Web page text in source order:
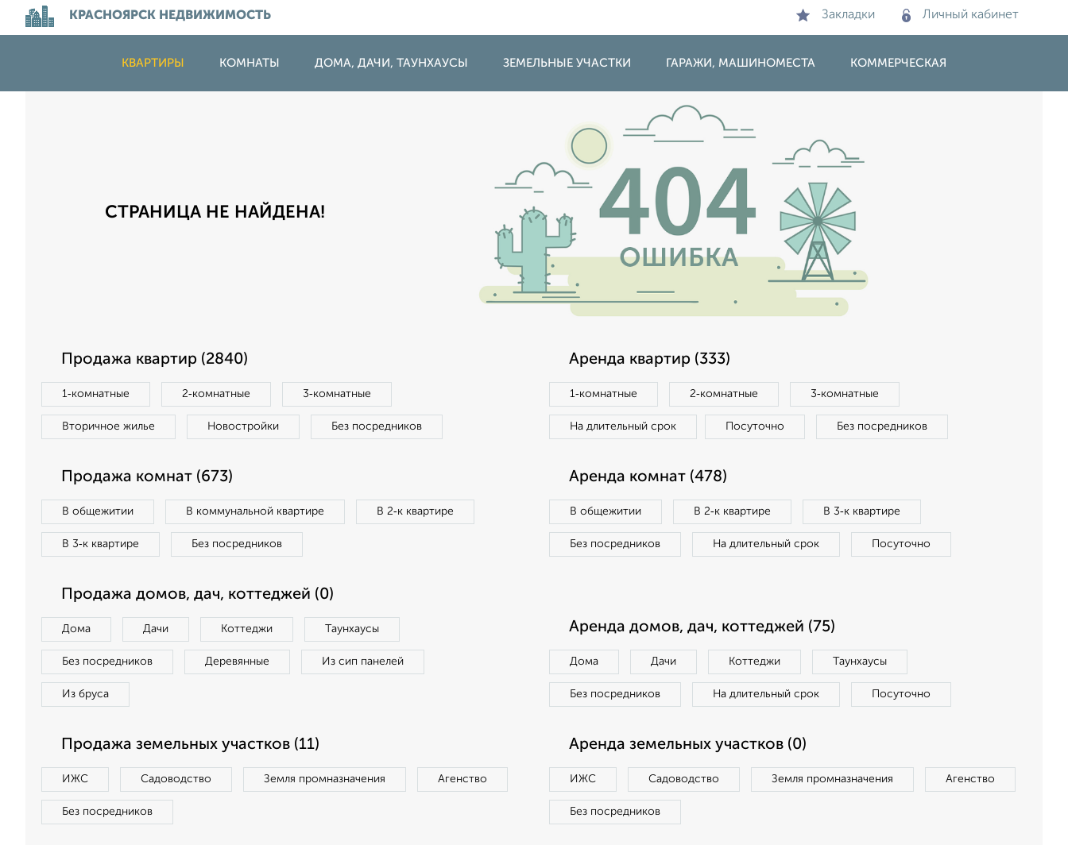
КРАСНОЯРСК НЕДВИЖИМОСТЬ Закладки Личный кабинет
КВАРТИРЫ КОМНАТЫ ДОМА, ДАЧИ, ТАУНХАУСЫ ЗЕМЕЛЬНЫЕ УЧАСТКИ ГАРАЖИ, МАШИНОМЕСТА КОММЕРЧЕСКАЯ
СТРАНИЦА НЕ НАЙДЕНА!
Продажа квартир (2840)
1‑комнатные 2‑комнатные 3‑комнатные
Вторичное жилье Новостройки Без посредников
Аренда квартир (333)
1‑комнатные 2‑комнатные 3‑комнатные
На длительный срок Посуточно Без посредников
Продажа комнат (673)
В общежитии В коммунальной квартире В 2‑к квартире
В 3‑к квартире Без посредников
Аренда комнат (478)
В общежитии В 2‑к квартире В 3‑к квартире
Без посредников На длительный срок Посуточно
Продажа домов, дач, коттеджей (0)
Дома Дачи Коттеджи Таунхаусы
Без посредников Деревянные Из сип панелей
Из бруса
Аренда домов, дач, коттеджей (75)
Дома Дачи Коттеджи Таунхаусы
Без посредников На длительный срок Посуточно
Продажа земельных участков (11)
ИЖС Садоводство Земля промназначения Агенство
Без посредников
Аренда земельных участков (0)
ИЖС Садоводство Земля промназначения Агенство
Без посредников